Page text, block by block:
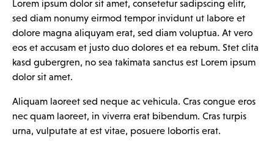
Lorem ipsum dolor sit amet, consetetur sadipscing elitr,
sed diam nonumy eirmod tempor invidunt ut labore et
dolore magna aliquyam erat, sed diam voluptua. At vero
eos et accusam et justo duo dolores et ea rebum. Stet clita
kasd gubergren, no sea takimata sanctus est Lorem ipsum
dolor sit amet.
Aliquam laoreet sed neque ac vehicula. Cras congue eros
nec quam laoreet, in viverra erat bibendum. Cras turpis
urna, vulputate at est vitae, posuere lobortis erat.